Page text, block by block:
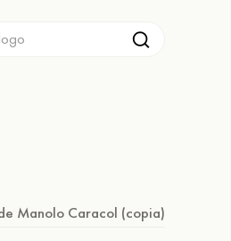
Manolo Caracol (copia)